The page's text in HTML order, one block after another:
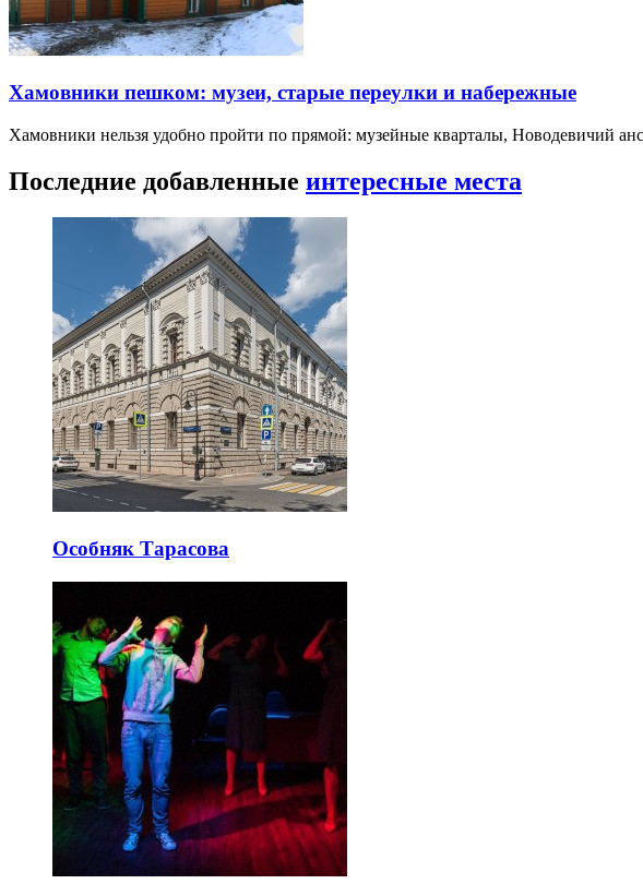
Хамовники пешком: музеи, старые переулки и набережные
Хамовники нельзя удобно пройти по прямой: музейные кварталы, Новодевичий
Последние добавленные интересные места
Особняк Тарасова